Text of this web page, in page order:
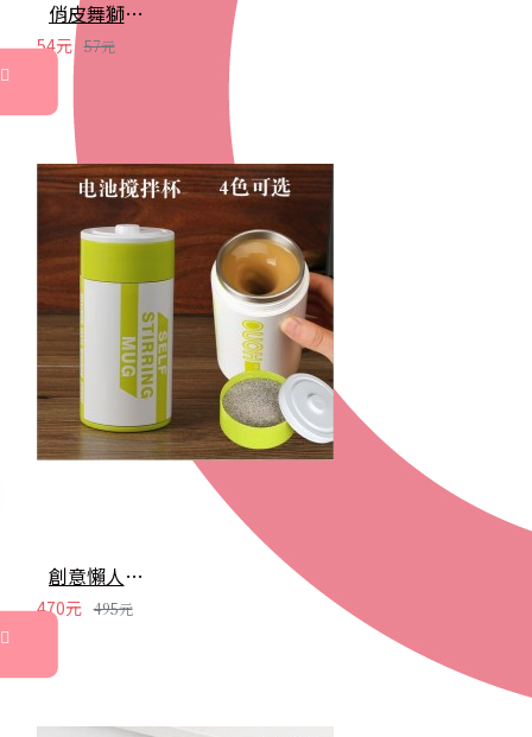
俏皮舞獅新年祝福紅包 壓歲錢紅包 新年用品 春節 6入裝
54元 57元
創意懶人電動攪拌杯 電池造型自動攪拌咖啡杯 304不鏽鋼攪拌杯
470元 495元